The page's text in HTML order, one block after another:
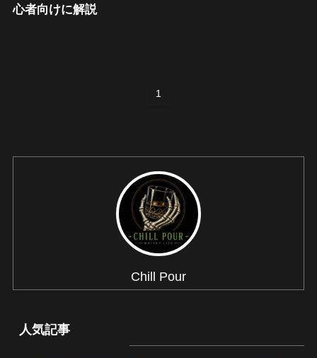
心者向けに解説
1
Chill Pour
人気記事